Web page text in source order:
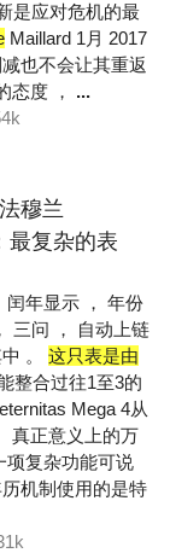
是应对危机的最
Maillard 1月 2017
也不会让其重返
态度 ， ...
穆兰
最复杂的表
闰年显示 ， 年份
三问 ， 自动上链
。 这只表是由
整合过往1至3的
Mega 4从
真正意义上的万
项复杂功能可说
机制使用的是特